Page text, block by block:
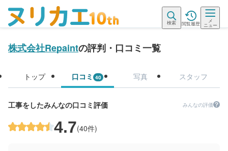
検索 閲覧履歴
メ
ニュー
株式会社Repaintの評判・口コミ一覧
トップ 口コミ 40 写真 スタッフ
工事をしたみんなの口コミ評価 みんなの評価
4.7(40件)